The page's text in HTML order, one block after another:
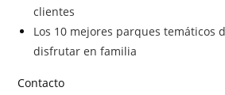
clientes
Los 10 mejores parques temáticos
disfrutar en familia
Contacto